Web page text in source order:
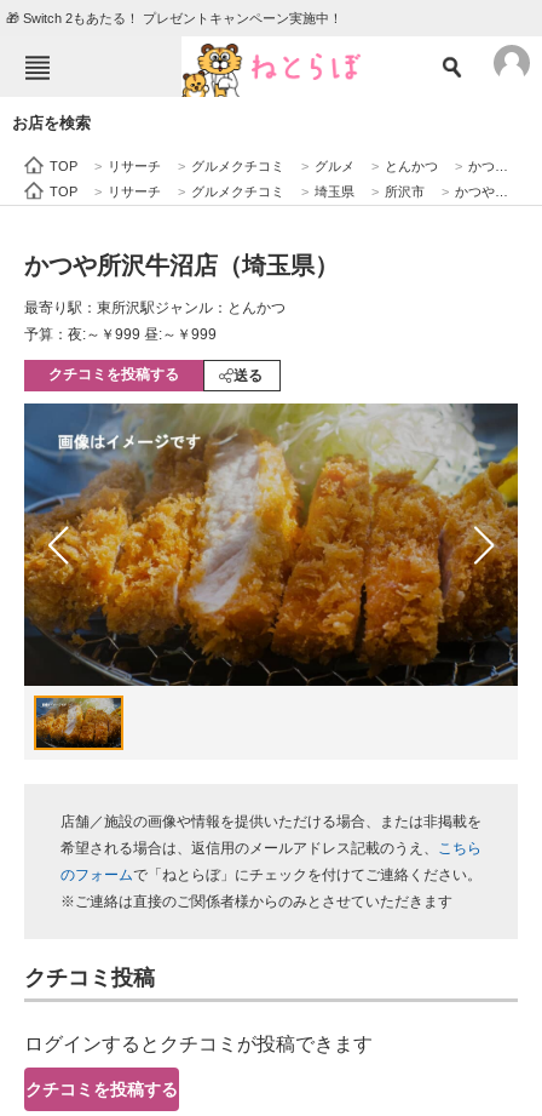
🎁 Switch 2もあたる！ プレゼントキャンペーン実施中！
エンタメ クイズ
住まい 教育・育児
動物
会員記事
メディア
注目記事を集めた総合ページ
ITの今と未来を見通す
スマホと通信の最新トレンド
進化するPCとデバイスの未来
好きが集まる 比べて選べる
ビジネスと働き方のヒント
企業ITのトレンドを詳説
経営リーダーのコミュニティ
ITエンジニア向け専門サイト
企業向けIT製品の総合サイト
IT製品の技術・比較・事例
お店を検索
TOP > リサーチ > グルメクチコミ > グルメ > とんかつ > かつや所沢牛沼店（埼玉県）
TOP
> リサーチ > グルメクチコミ > 埼玉県 > 所沢市 > かつや所沢牛沼店（埼玉県）
かつや所沢牛沼店（埼玉県）
最寄り駅：東所沢駅ジャンル：とんかつ
予算：夜:～￥999 昼:～￥999
クチコミを投稿する 送る
店舗／施設の画像や情報を提供いただける場合、または非掲載を
希望される場合は、返信用のメールアドレス記載のうえ、
こちら
のフォームで「ねとらぼ」にチェックを付けてご連絡ください。
※ご連絡は直接のご関係者様からのみとさせていただきます
クチコミ投稿
ログインするとクチコミが投稿できます
クチコミを投稿する